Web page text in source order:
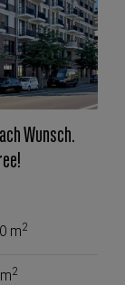
Wunsch.
m2
2